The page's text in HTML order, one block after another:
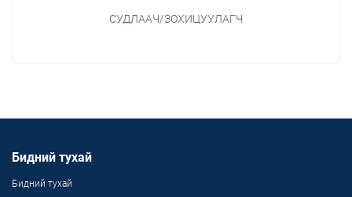
СУДЛААЧ/ЗОХИЦУУЛАГЧ
Бидний тухай
Бидний тухай